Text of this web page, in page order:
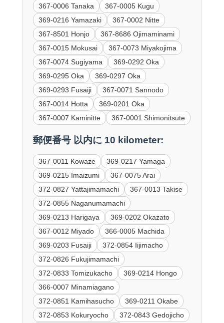
367-0006 Tanaka
367-0005 Kugu
369-0216 Yamazaki
367-0002 Nitte
367-8501 Honjo
367-8686 Ojimaminami
367-0015 Mokusai
367-0073 Miyakojima
367-0074 Sugiyama
369-0292 Oka
369-0295 Oka
369-0297 Oka
369-0293 Fusaiji
367-0071 Sannodo
367-0014 Hotta
369-0201 Oka
367-0007 Kaminitte
367-0001 Shimonitsute
郵便番号 以内に 10 kilometer:
367-0011 Kowaze
369-0217 Yamaga
369-0215 Imaizumi
367-0075 Arai
372-0827 Yattajimamachi
367-0013 Takise
372-0855 Naganumamachi
369-0213 Harigaya
369-0202 Okazato
367-0012 Miyado
366-0005 Machida
369-0203 Fusaiji
372-0854 Iijimacho
372-0826 Fukujimamachi
372-0833 Tomizukacho
369-0214 Hongo
366-0007 Minamiagano
372-0851 Kamihasucho
369-0211 Okabe
372-0853 Kokuryocho
372-0843 Gedojicho